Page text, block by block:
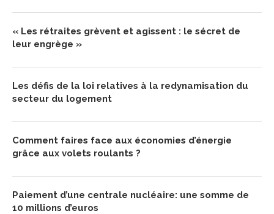
« Les rétraites grèvent et agissent : le sécret de
leur engrège »
Les défis de la loi relatives à la redynamisation du
secteur du logement
Comment faires face aux économies d’énergie
grâce aux volets roulants ?
Paiement d’une centrale nucléaire: une somme de
10 millions d’euros